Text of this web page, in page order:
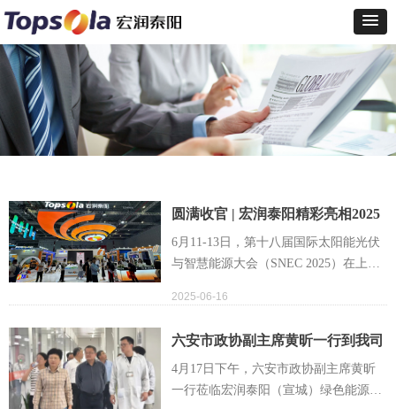
圆满收官 | 宏润泰阳精彩亮相2025
上海SNEC展
6月11-13日，第十八届国际太阳能光伏
与智慧能源大会（SNEC 2025）在上海
企业从全球各地奔赴而来，共同擘画绿
代TOPCON以及BC高效组件产品亮相展
会，为海内外客户呈现光伏组件、电站
开发、EPC、储能等一站式解决方案。
2025-06-16
六安市政协副主席黄昕一行到我司
考察
4月17日下午，六安市政协副主席黄昕
一行莅临宏润泰阳（宣城）绿色能源有